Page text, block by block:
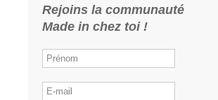
Rejoins la communauté
Made in chez toi !